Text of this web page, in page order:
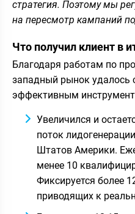
стратегия. Поэтому мы
на пересмотр кампаний
Что получил клиент в
Благодаря работам по
западный рынок удалось
эффективным
Увеличился и
поток
Штатов Америки.
менее 10
Фиксируется более
приводящих к